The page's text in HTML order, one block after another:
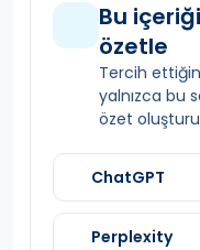
Bu
özetle
Tercih
yalnızca bu
özet
ChatGPT
Perplexity